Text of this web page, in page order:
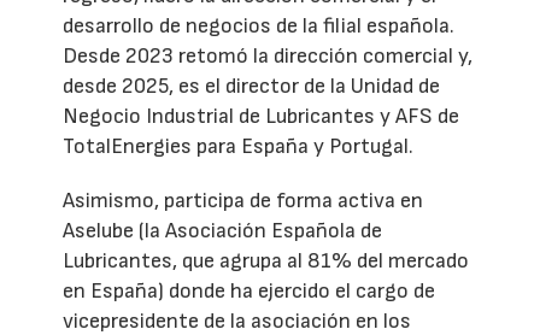
desarrollo de negocios de la filial española.
Desde 2023 retomó la dirección comercial y,
desde 2025, es el director de la Unidad de
Negocio Industrial de Lubricantes y AFS de
TotalEnergies para España y Portugal.
Asimismo, participa de forma activa en
Aselube (la Asociación Española de
Lubricantes, que agrupa al 81% del mercado
en España) donde ha ejercido el cargo de
vicepresidente de la asociación en los